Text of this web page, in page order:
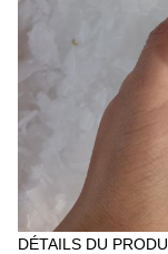
DÉTAILS DU